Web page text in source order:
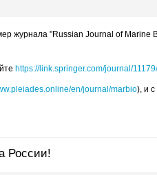
журнала "Russian Journal of Marine
https://link.springer.com/journal/
en/journal/marbio), и
России!